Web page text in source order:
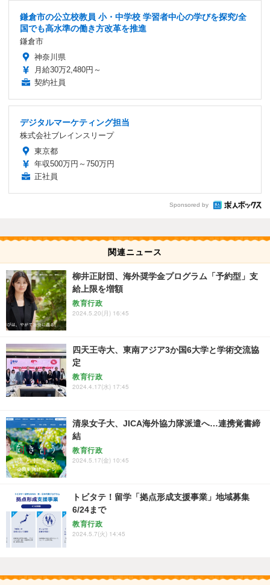
鎌倉市の公立校教員 小・中学校 学習者中心の学びを探究/全
国でも高水準の働き方改革を推進
鎌倉市
神奈川県
月給30万2,480円～
契約社員
デジタルマーケティング担当
株式会社ブレインスリープ
東京都
年収500万円～750万円
正社員
Sponsored by
関連ニュース
柳井正財団、海外奨学金プログラム「予約型」支
給上限を増額
教育行政
2024.5.20(月) 16:45
四天王寺大、東南アジア3か国6大学と学術交流協
定
教育行政
2024.4.17(水) 17:45
清泉女子大、JICA海外協力隊派遣へ…連携覚書締
結
教育行政
2024.5.17(金) 10:45
トビタテ！留学「拠点形成支援事業」地域募集
6/24まで
教育行政
2024.5.7(火) 14:45